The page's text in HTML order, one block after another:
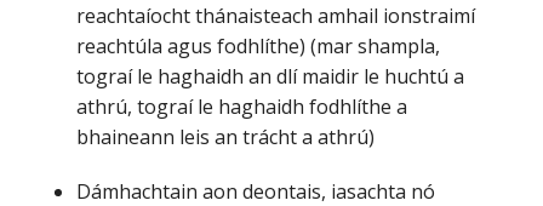
reachtaíocht thánaisteach amhail ionstraimí
reachtúla agus fodhlíthe) (mar shampla,
tograí le haghaidh an dlí maidir le huchtú a
athrú, tograí le haghaidh fodhlíthe a
bhaineann leis an trácht a athrú)
Dámhachtain aon deontais, iasachta nó